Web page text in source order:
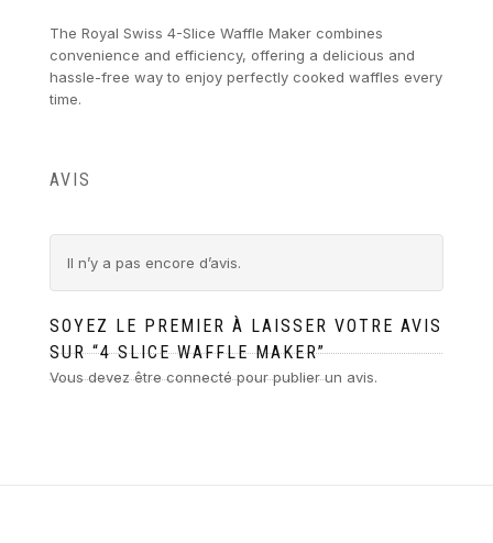
The Royal Swiss 4-Slice Waffle Maker combines
convenience and efficiency, offering a delicious and
hassle-free way to enjoy perfectly cooked waffles every
time.
AVIS
Il n’y a pas encore d’avis.
SOYEZ LE PREMIER À LAISSER VOTRE AVIS
SUR “4 SLICE WAFFLE MAKER”
Vous devez êtreconnectépour publier un avis.